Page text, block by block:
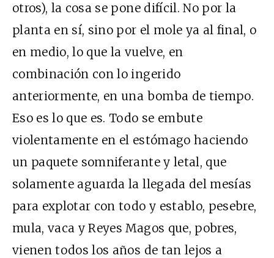
otros), la cosa se pone difícil. No por la
planta en sí, sino por el mole ya al final, o
en medio, lo que la vuelve, en
combinación con lo ingerido
anteriormente, en una bomba de tiempo.
Eso es lo que es. Todo se embute
violentamente en el estómago haciendo
un paquete somniferante y letal, que
solamente aguarda la llegada del mesías
para explotar con todo y establo, pesebre,
mula, vaca y Reyes Magos que, pobres,
vienen todos los años de tan lejos a